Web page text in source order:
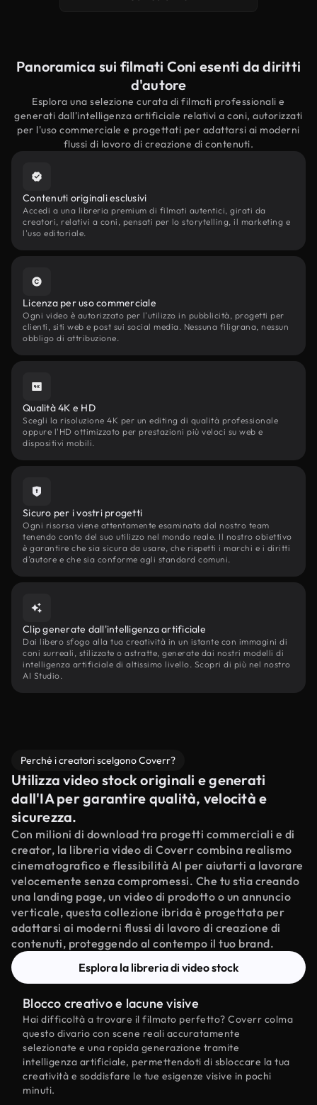
Panoramica sui filmati Coni esenti da diritti
d'autore
Esplora una selezione curata di filmati professionali e
generati dall'intelligenza artificiale relativi a coni, autorizzati
per l'uso commerciale e progettati per adattarsi ai moderni
flussi di lavoro di creazione di contenuti.
Contenuti originali esclusivi
Accedi a una libreria premium di filmati autentici, girati da
creatori, relativi a coni, pensati per lo storytelling, il marketing e
l'uso editoriale.
Licenza per uso commerciale
Ogni video è autorizzato per l'utilizzo in pubblicità, progetti per
clienti, siti web e post sui social media. Nessuna filigrana, nessun
obbligo di attribuzione.
Qualità 4K e HD
Scegli la risoluzione 4K per un editing di qualità professionale
oppure l'HD ottimizzato per prestazioni più veloci su web e
dispositivi mobili.
Sicuro per i vostri progetti
Ogni risorsa viene attentamente esaminata dal nostro team
tenendo conto del suo utilizzo nel mondo reale. Il nostro obiettivo
è garantire che sia sicura da usare, che rispetti i marchi e i diritti
d'autore e che sia conforme agli standard comuni.
Clip generate dall'intelligenza artificiale
Dai libero sfogo alla tua creatività in un istante con immagini di
coni surreali, stilizzate o astratte, generate dai nostri modelli di
intelligenza artificiale di altissimo livello. Scopri di più nel nostro
AI Studio.
Perché i creatori scelgono Coverr?
Utilizza video stock originali e generati
dall'IA per garantire qualità, velocità e
sicurezza.
Con milioni di download tra progetti commerciali e di
creator, la libreria video di Coverr combina realismo
cinematografico e flessibilità AI per aiutarti a lavorare
velocemente senza compromessi. Che tu stia creando
una landing page, un video di prodotto o un annuncio
verticale, questa collezione ibrida è progettata per
adattarsi ai moderni flussi di lavoro di creazione di
contenuti, proteggendo al contempo il tuo brand.
Esplora la libreria di video stock
Blocco creativo e lacune visive
Hai difficoltà a trovare il filmato perfetto? Coverr colma
questo divario con scene reali accuratamente
selezionate e una rapida generazione tramite
intelligenza artificiale, permettendoti di sbloccare la tua
creatività e soddisfare le tue esigenze visive in pochi
minuti.